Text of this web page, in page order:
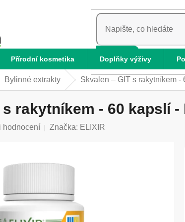
HLEDAT
Přírodní kosmetika Doplňky výživy
Bylinné extrakty Skvalen – GIT s rakytníkem -
s rakytníkem - 60 kapslí -
hodnocení Značka: ELIXIR